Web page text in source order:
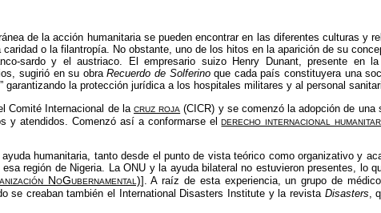
de la acción humanitaria se pueden encontrar en las diferentes culturas y
o la filantropía. No obstante, uno de los hitos en la aparición de su
sardo y el austriaco. El empresario suizo Henry Dunant, presente
sugirió en su obraRecuerdo de Solferinoque cada país constituyera una
garantizando la protección jurídica a los hospitales militares y al personal
Comité Internacional de la cruz roja (CICR) y se comenzó la adopción de una
y atendidos. Comenzó así a conformarse elderecho internacional
humanitaria, tanto desde el punto de vista teórico como organizativo y
región de Nigeria. LaONU y la ayuda bilateral no estuvieron presentes, lo
NoGubernamental)]. A raíz de esta experiencia, un grupo de
se creaban también el International Disasters Institute y la revista Disasters,